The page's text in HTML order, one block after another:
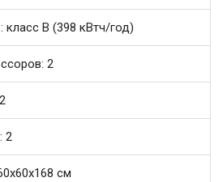
класс B (398 кВтч/год)
2
2
см